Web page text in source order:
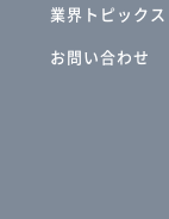
業界トピックス
お問い合わせ